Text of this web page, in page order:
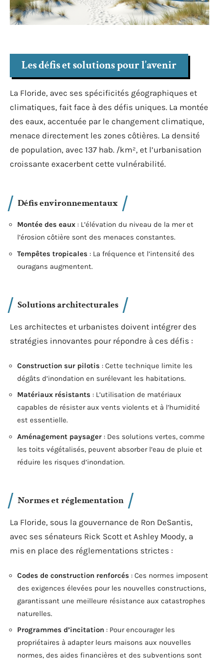
Les défis et solutions pour l’avenir
La Floride, avec ses spécificités géographiques et
climatiques, fait face à des défis uniques. La montée
des eaux, accentuée par le changement climatique,
menace directement les zones côtières. La densité
de population, avec 137 hab. /km², et l’urbanisation
croissante exacerbent cette vulnérabilité.
Défis environnementaux
Montée des eaux : L’élévation du niveau de la mer et
l’érosion côtière sont des menaces constantes.
Tempêtes tropicales : La fréquence et l’intensité des
ouragans augmentent.
Solutions architecturales
Les architectes et urbanistes doivent intégrer des
stratégies innovantes pour répondre à ces défis :
Construction sur pilotis : Cette technique limite les
dégâts d’inondation en surélevant les habitations.
Matériaux résistants : L’utilisation de matériaux
capables de résister aux vents violents et à l’humidité
est essentielle.
Aménagement paysager : Des solutions vertes, comme
les toits végétalisés, peuvent absorber l’eau de pluie et
réduire les risques d’inondation.
Normes et réglementation
La Floride, sous la gouvernance de Ron DeSantis,
avec ses sénateurs Rick Scott et Ashley Moody, a
mis en place des réglementations strictes :
Codes de construction renforcés : Ces normes imposent
des exigences élevées pour les nouvelles constructions,
garantissant une meilleure résistance aux catastrophes
naturelles.
Programmes d’incitation : Pour encourager les
propriétaires à adapter leurs maisons aux nouvelles
normes, des aides financières et des subventions sont